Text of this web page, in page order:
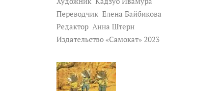
Переводчик Елена Байбикова
Редактор Анна Штерн
Издательство «Самокат» 2023